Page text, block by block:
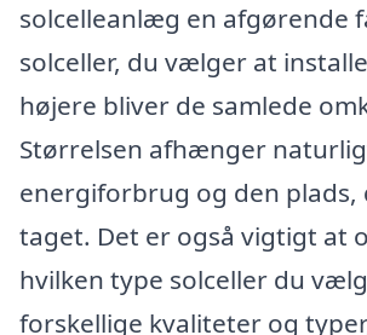
solcelleanlæg en afgørende
solceller, du vælger at
højere bliver de samlede
Størrelsen afhænger
energiforbrug og den plads,
taget. Det er også vigtigt at
hvilken type solceller du
forskellige kvaliteter og